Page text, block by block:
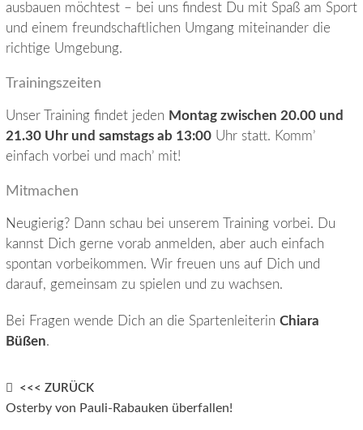
ausbauen möchtest – bei uns findest Du mit Spaß am Sport
und einem freundschaftlichen Umgang miteinander die
richtige Umgebung.
Trainingszeiten
Unser Training findet jeden Montag zwischen 20.00 und
21.30 Uhr und samstags ab 13:00Uhr statt. Komm’
einfach vorbei und mach’ mit!
Mitmachen
Neugierig? Dann schau bei unserem Training vorbei. Du
kannst Dich gerne vorab anmelden, aber auch einfach
spontan vorbeikommen. Wir freuen uns auf Dich und
darauf, gemeinsam zu spielen und zu wachsen.
Bei Fragen wende Dich an die Spartenleiterin Chiara
Büßen.
Post
navigation
<<< ZURÜCK
Osterby von Pauli-Rabauken überfallen!